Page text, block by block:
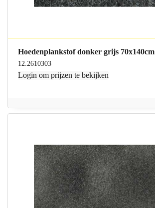
Hoedenplankstof donker grijs 70x140cm
12.2610303
Login om prijzen te bekijken